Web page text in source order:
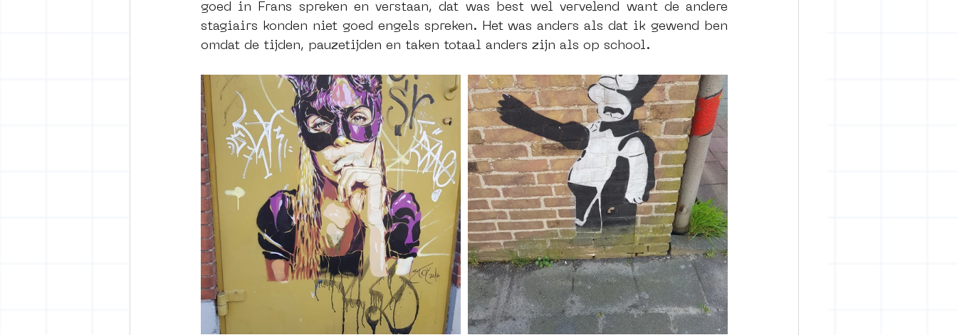
goed in Frans spreken en verstaan, dat was best wel vervelend want de andere
stagiairs konden niet goed engels spreken. Het was anders als dat ik gewend ben
omdat de tijden, pauzetijden en taken totaal anders zijn als op school.